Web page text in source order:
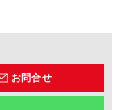
お問合せ